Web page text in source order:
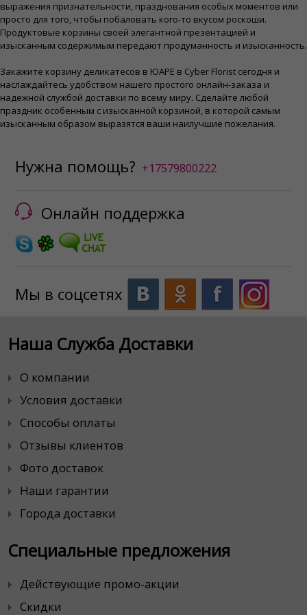
выражения признательности, празднования особых моментов или
просто для того, чтобы побаловать кого-то вкусом роскоши.
Продуктовые корзины своей элегантной презентацией и
изысканным содержимым передают продуманность и изысканность.
Закажите корзину деликатесов в ЮАРЕ в Cyber ​​Florist сегодня и
наслаждайтесь удобством нашего простого онлайн-заказа и
надежной службой доставки по всему миру. Сделайте любой
праздник особенным с изысканной корзиной, в которой самым
изысканным образом выразятся ваши наилучшие пожелания.
Нужна помощь? +17579800222
Онлайн поддержка
Мы в соцсетях
Наша Служба Доставки
О компании
Условия доставки
Способы оплаты
Отзывы клиентов
Фото доставок
Наши гарантии
Города доставки
Специальные предложения
Действующие промо-акции
Скидки